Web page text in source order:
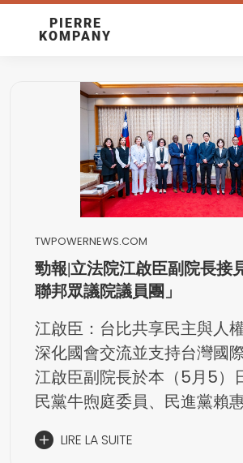
PIERRE
KOMPANY
TWPOWERNEWS.COM
勁報|立法院江啟臣副院長接
聯邦眾議院議員團」
江啟臣：台比共享民主與人
深化國會交流並支持台灣國
江啟臣副院長於本（5月5）
民黨牛煦庭委員、民進黨賴
眾黨陳清龍總召及外交部甄
的陪同下，接見比利時聯邦眾
LIRE LA SUITE